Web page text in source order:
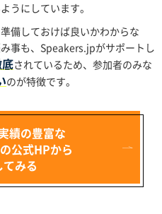
うにしています。
備しておけば良いかわからな
事も、Speakers.jpがサポートし
されているため、参加者のみな
のが特徴です。
績の豊富な
公式HPから
みる